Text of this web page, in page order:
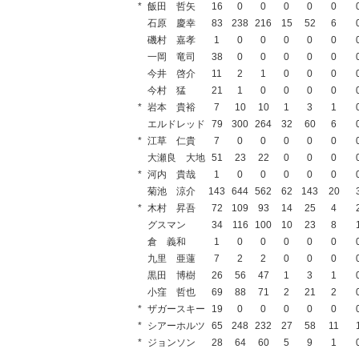
* 飯田 哲矢 16 0 0 0 0 0
石原 慶幸
83 238 216 15 52 6
磯村 嘉孝
1 0 0 0 0 0
一岡 竜司
38 0 0 0 0 0
今井 啓介
11 2 1 0 0 0
今村 猛
21 1 0 0 0 0
* 岩本 貴裕 7 10 10 1 3 1
エルドレッド
79 300 264 32 60 6
* 江草 仁貴 7 0 0 0 0 0
大瀬良 大地 51 23 22 0 0 0
* 河内 貴哉 1 0 0 0 0 0
菊池 涼介
143 644 562 62 143 20
* 木村 昇吾 72 109 93 14 25 4
グスマン
34 116 100 10 23 8
倉 義和
1 0 0 0 0 0
九里 亜蓮
7 2 2 0 0 0
黒田 博樹
26 56 47 1 3 1
小窪 哲也
69 88 71 2 21 2
* ザガースキー 19 0 0 0 0 0
* シアーホルツ 65 248 232 27 58 11
* ジョンソン 28 64 60 5 9 1